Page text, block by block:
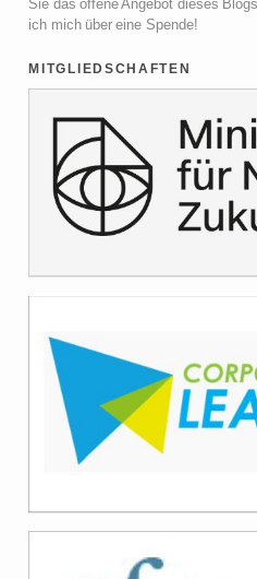
Sie das offene Angebot dieses
ich mich über eine Spende!
mitgliedschaften